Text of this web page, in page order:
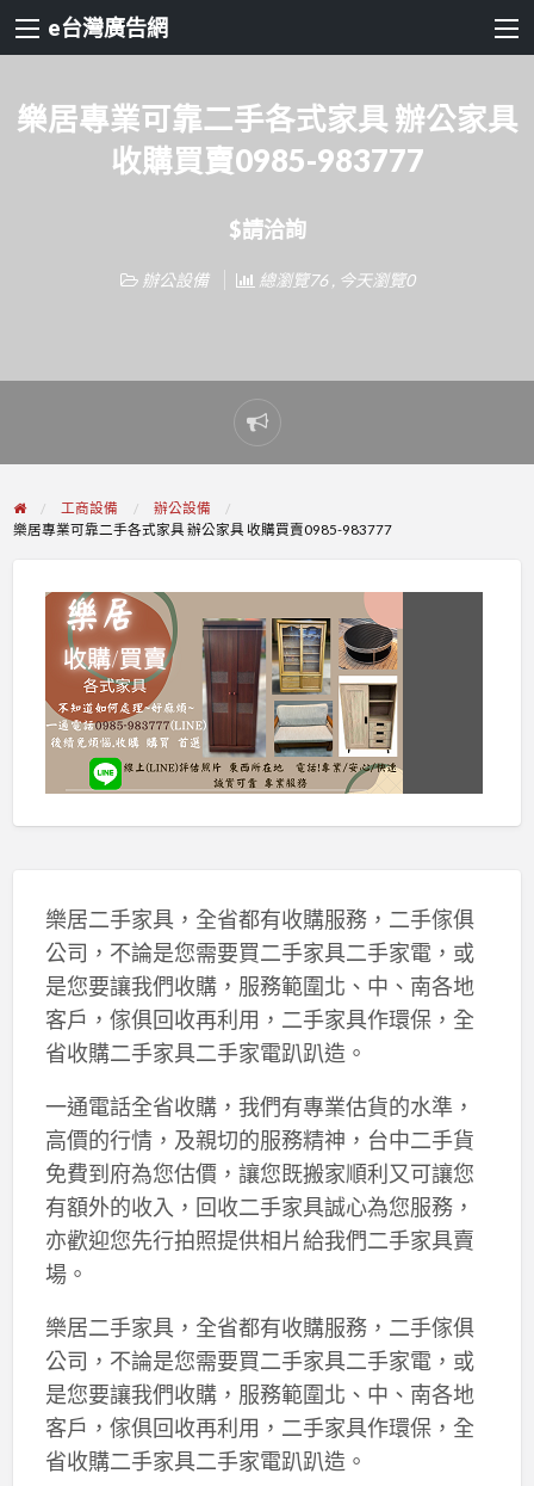
e台灣廣告網
樂居專業可靠二手各式家具 辦公家具
收購買賣0985-983777
$請洽詢
辦公設備 總瀏覽76 , 今天瀏覽0
Report
problem
工商設備
辦公設備
樂居專業可靠二手各式家具 辦公家具 收購買賣0985-983777
樂居二手家具，全省都有收購服務，二手傢俱
公司，不論是您需要買二手家具二手家電，或
是您要讓我們收購，服務範圍北、中、南各地
客戶，傢俱回收再利用，二手家具作環保，全
省收購二手家具二手家電趴趴造。
一通電話全省收購，我們有專業估貨的水準，
高價的行情，及親切的服務精神，台中二手貨
免費到府為您估價，讓您既搬家順利又可讓您
有額外的收入，回收二手家具誠心為您服務，
亦歡迎您先行拍照提供相片給我們二手家具賣
場。
樂居二手家具，全省都有收購服務，二手傢俱
公司，不論是您需要買二手家具二手家電，或
是您要讓我們收購，服務範圍北、中、南各地
客戶，傢俱回收再利用，二手家具作環保，全
省收購二手家具二手家電趴趴造。